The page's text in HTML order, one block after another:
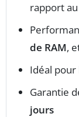
rapport
de RAM,
Idéal pour
Garantie
jours